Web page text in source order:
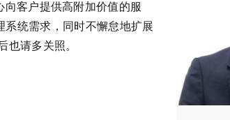
向客户提供高附加价值的服
统需求，同时不懈怠地扩展
请多关照。